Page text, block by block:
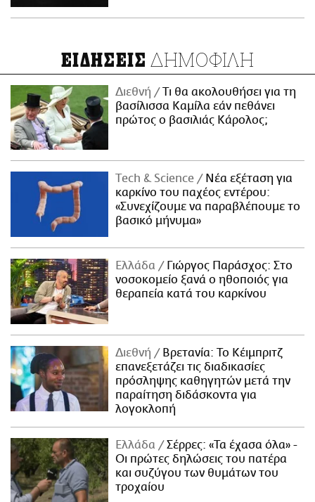
ΕΙΔΗΣΕΙΣ ΔΗΜΟΦΙΛΗ
Διεθνή
Τι θα ακολουθήσει για τη
βασίλισσα Καμίλα εάν πεθάνει
πρώτος ο βασιλιάς Κάρολος;
Τech & Science
Νέα εξέταση για
καρκίνο του παχέος εντέρου:
«Συνεχίζουμε να παραβλέπουμε το
βασικό μήνυμα»
Ελλάδα
Γιώργος Παράσχος: Στο
νοσοκομείο ξανά ο ηθοποιός για
θεραπεία κατά του καρκίνου
Διεθνή
Βρετανία: Το Κέιμπριτζ
επανεξετάζει τις διαδικασίες
πρόσληψης καθηγητών μετά την
παραίτηση διδάσκοντα για
λογοκλοπή
Ελλάδα
Σέρρες: «Τα έχασα όλα» -
Οι πρώτες δηλώσεις του πατέρα
και συζύγου των θυμάτων του
τροχαίου